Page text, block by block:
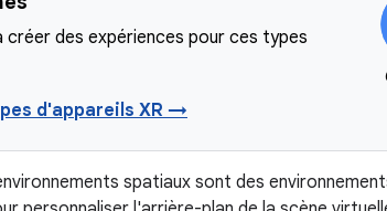
créer des expériences pour ces types
d'appareils XR →
spatiaux sont des